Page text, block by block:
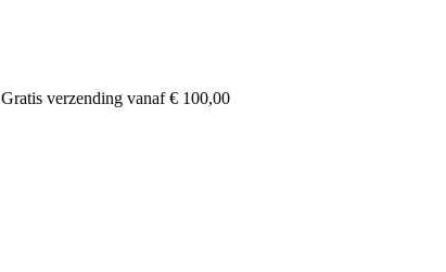
Gratis verzending vanaf € 100,00